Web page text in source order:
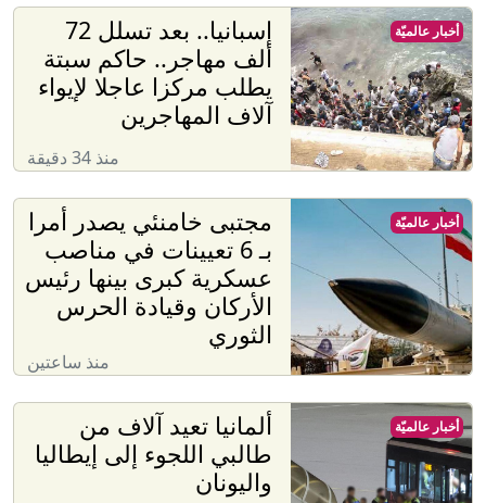
إسبانيا.. بعد تسلل 72
ألف مهاجر.. حاكم سبتة
يطلب مركزا عاجلا لإيواء
آلاف المهاجرين
منذ 34 دقيقة
أخبار عالميّة
‏مجتبى خامنئي يصدر أمرا
بـ 6 تعيينات في مناصب
عسكرية كبرى بينها رئيس
الأركان وقيادة الحرس
الثوري
منذ ساعتين
أخبار عالميّة
ألمانيا تعيد آلاف من
طالبي اللجوء إلى إيطاليا
واليونان
أخبار عالميّة